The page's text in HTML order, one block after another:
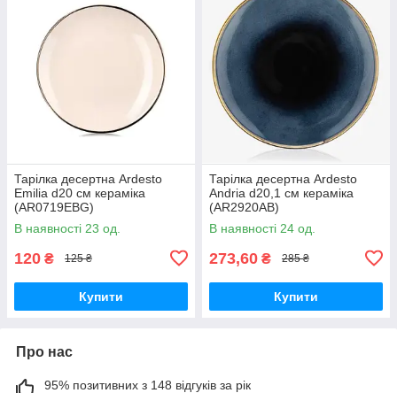
Тарілка десертна Ardesto
Emilia d20 см кераміка
(AR0719EBG)
В наявності 23 од.
120 ₴ 125 ₴
Купити
Тарілка десертна Ardesto
Andria d20,1 см кераміка
(AR2920AB)
В наявності 24 од.
273,60 ₴ 285 ₴
Купити
Про нас
95% позитивних з 148 відгуків за рік